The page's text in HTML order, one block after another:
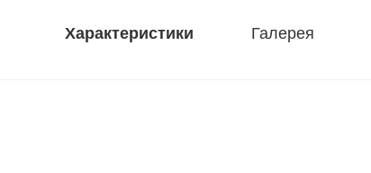
Характеристики Галерея